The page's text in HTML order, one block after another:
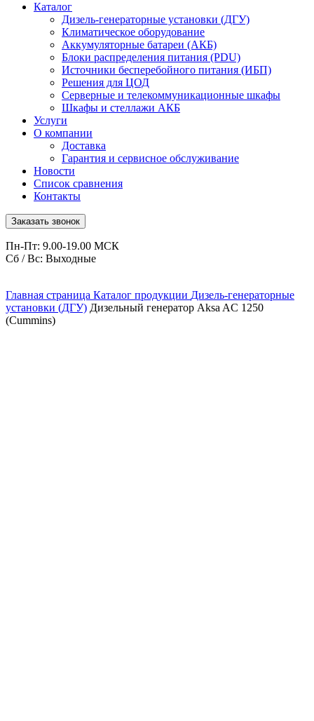
Каталог
Дизель-генераторные установки (ДГУ)
Климатическое оборудование
Аккумуляторные батареи (АКБ)
Блоки распределения питания (PDU)
Источники бесперебойного питания (ИБП)
Решения для ЦОД
Серверные и телекоммуникационные шкафы
Шкафы и стеллажи АКБ
Услуги
О компании
Доставка
Гарантия и сервисное обслуживание
Новости
Список сравнения
Контакты
Заказать звонок
Пн-Пт: 9.00-19.00 МСК
Сб / Вс: Выходные
Главная страница Каталог продукции Дизель-генераторные
установки (ДГУ) Дизельный генератор Aksa AC 1250
(Cummins)